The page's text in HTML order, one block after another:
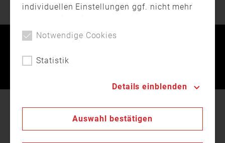
individuellen Einstellungen ggf. nicht mehr
alle Funktionalitäten der Seite verfügbar
sind. Weitere Informationen zur Verwendung
von Cookies, der Speicherung und
Verarbeitung personenbezogener Daten
finden Sie in unserer
Notwendige Cookies
Statistik
Details einblenden
Auswahl bestätigen
Datenschutzerklärung
den Einsatz von Cookies auf unserer Webseite.